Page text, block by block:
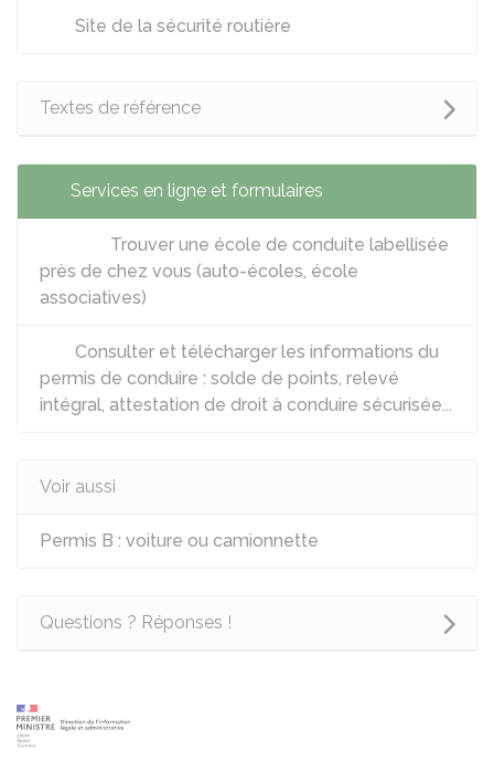
Site de la sécurité routière
Textes de référence
Services en ligne et formulaires
Trouver une école de conduite labellisée
près de chez vous (auto-écoles, école
associatives)
Consulter et télécharger les informations du
permis de conduire : solde de points, relevé
intégral, attestation de droit à conduire sécurisée...
Voir aussi
Permis B : voiture ou camionnette
Questions ? Réponses !